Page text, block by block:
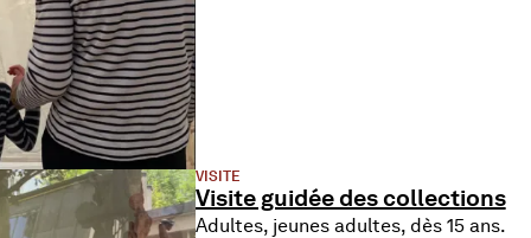
VISITE
Visite guidée des collections
Adultes, jeunes adultes, dès 15 ans.